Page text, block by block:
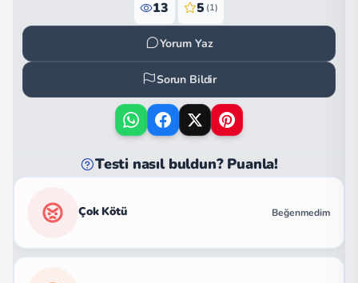
13 5 (1)
Yorum Yaz
Sorun Bildir
Testi nasıl buldun? Puanla!
Çok Kötü Beğenmedim